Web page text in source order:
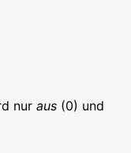
nur aus (0) und